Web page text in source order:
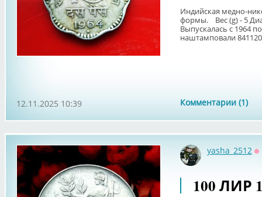
Индийская медно-
формы. Вес (g) - 5
Выпускалась с 1964
наштамповали
Комментарии (1)
12.11.2025 10:39
yasha_2512
100 ЛИР